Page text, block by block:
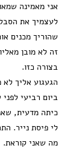
אני מאמינה
לעצמיך את
שהוריך מכנים
זה לא מובן
בצורה כזו.
הגעגוע אליך לא
כיתה מדעית,
לי פיסת נייר.
מה שאני קוראת.